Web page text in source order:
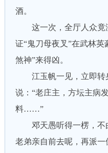
酒。
这一次，全厅人众竟
证“鬼刀母夜叉”在武林英
煞神”来得凶。
江玉帆一见，立即转
说：“老庄主，方坛主病
料……”
邓天愚听得一楞，不
老弟亲自前去呢，再派